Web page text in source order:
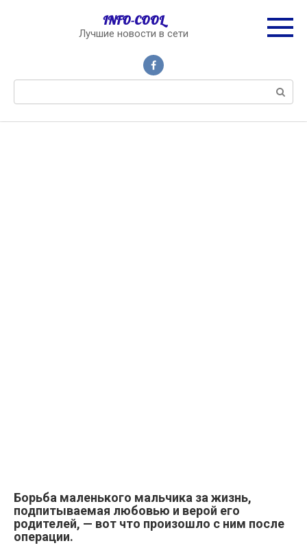
INFO-COOL
Лучшие новости в сети
Борьба маленького мальчика за жизнь,
подпитываемая любовью и верой его
родителей, — вот что произошло с ним после
операции.